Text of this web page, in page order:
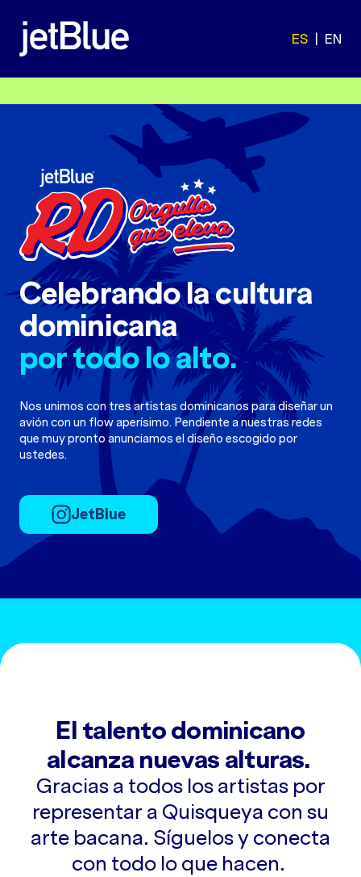
ES EN
Celebrando la cultura
dominicana
por todo lo alto.
Nos unimos con tres artistas dominicanos para diseñar un
avión con un flow aperísimo. Pendiente a nuestras redes
que muy pronto anunciamos el diseño escogido por
ustedes.
JetBlue
El talento dominicano
alcanza nuevas alturas.
Gracias a todos los artistas por
representar a Quisqueya con su
arte bacana. Síguelos y conecta
con todo lo que hacen.